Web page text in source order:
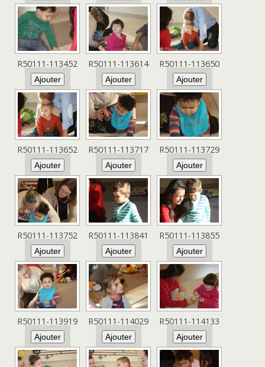
R50111-113452 R50111-113614 R50111-113650
R50111-113652 R50111-113717 R50111-113729
R50111-113752 R50111-113841 R50111-113855
R50111-113919 R50111-114029 R50111-114133